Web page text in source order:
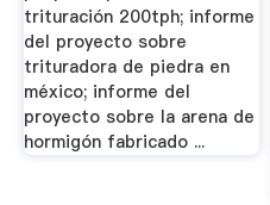
trituración 200tph; informe
del proyecto sobre
trituradora de piedra en
méxico; informe del
proyecto sobre la arena de
hormigón fabricado ...